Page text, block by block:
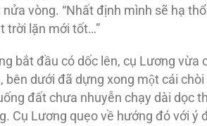
vòng. “Nhất định mình sẽ hạ
trời lặn mới tốt…”
bắt đầu có dốc lên, cụ Lương vừa
bên dưới đã dựng xong một cái
đất chưa nhuyễn chạy dài dọc
Cụ Lương quẹo về hướng đó với ý